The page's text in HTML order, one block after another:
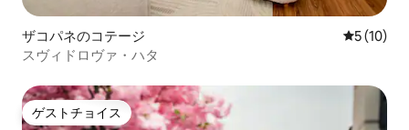
ザコパネのコテージ レビュー
5 (10)
スヴィドロヴァ・ハタ
ゲストチョイス
ゲストチョイス